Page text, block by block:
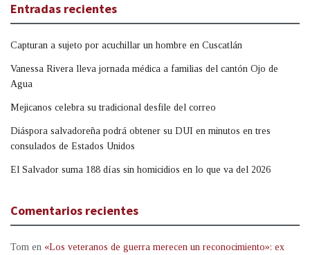
Entradas recientes
Capturan a sujeto por acuchillar un hombre en Cuscatlán
Vanessa Rivera lleva jornada médica a familias del cantón Ojo de
Agua
Mejicanos celebra su tradicional desfile del correo
Diáspora salvadoreña podrá obtener su DUI en minutos en tres
consulados de Estados Unidos
El Salvador suma 188 días sin homicidios en lo que va del 2026
Comentarios recientes
Tom en «Los veteranos de guerra merecen un reconocimiento»: ex